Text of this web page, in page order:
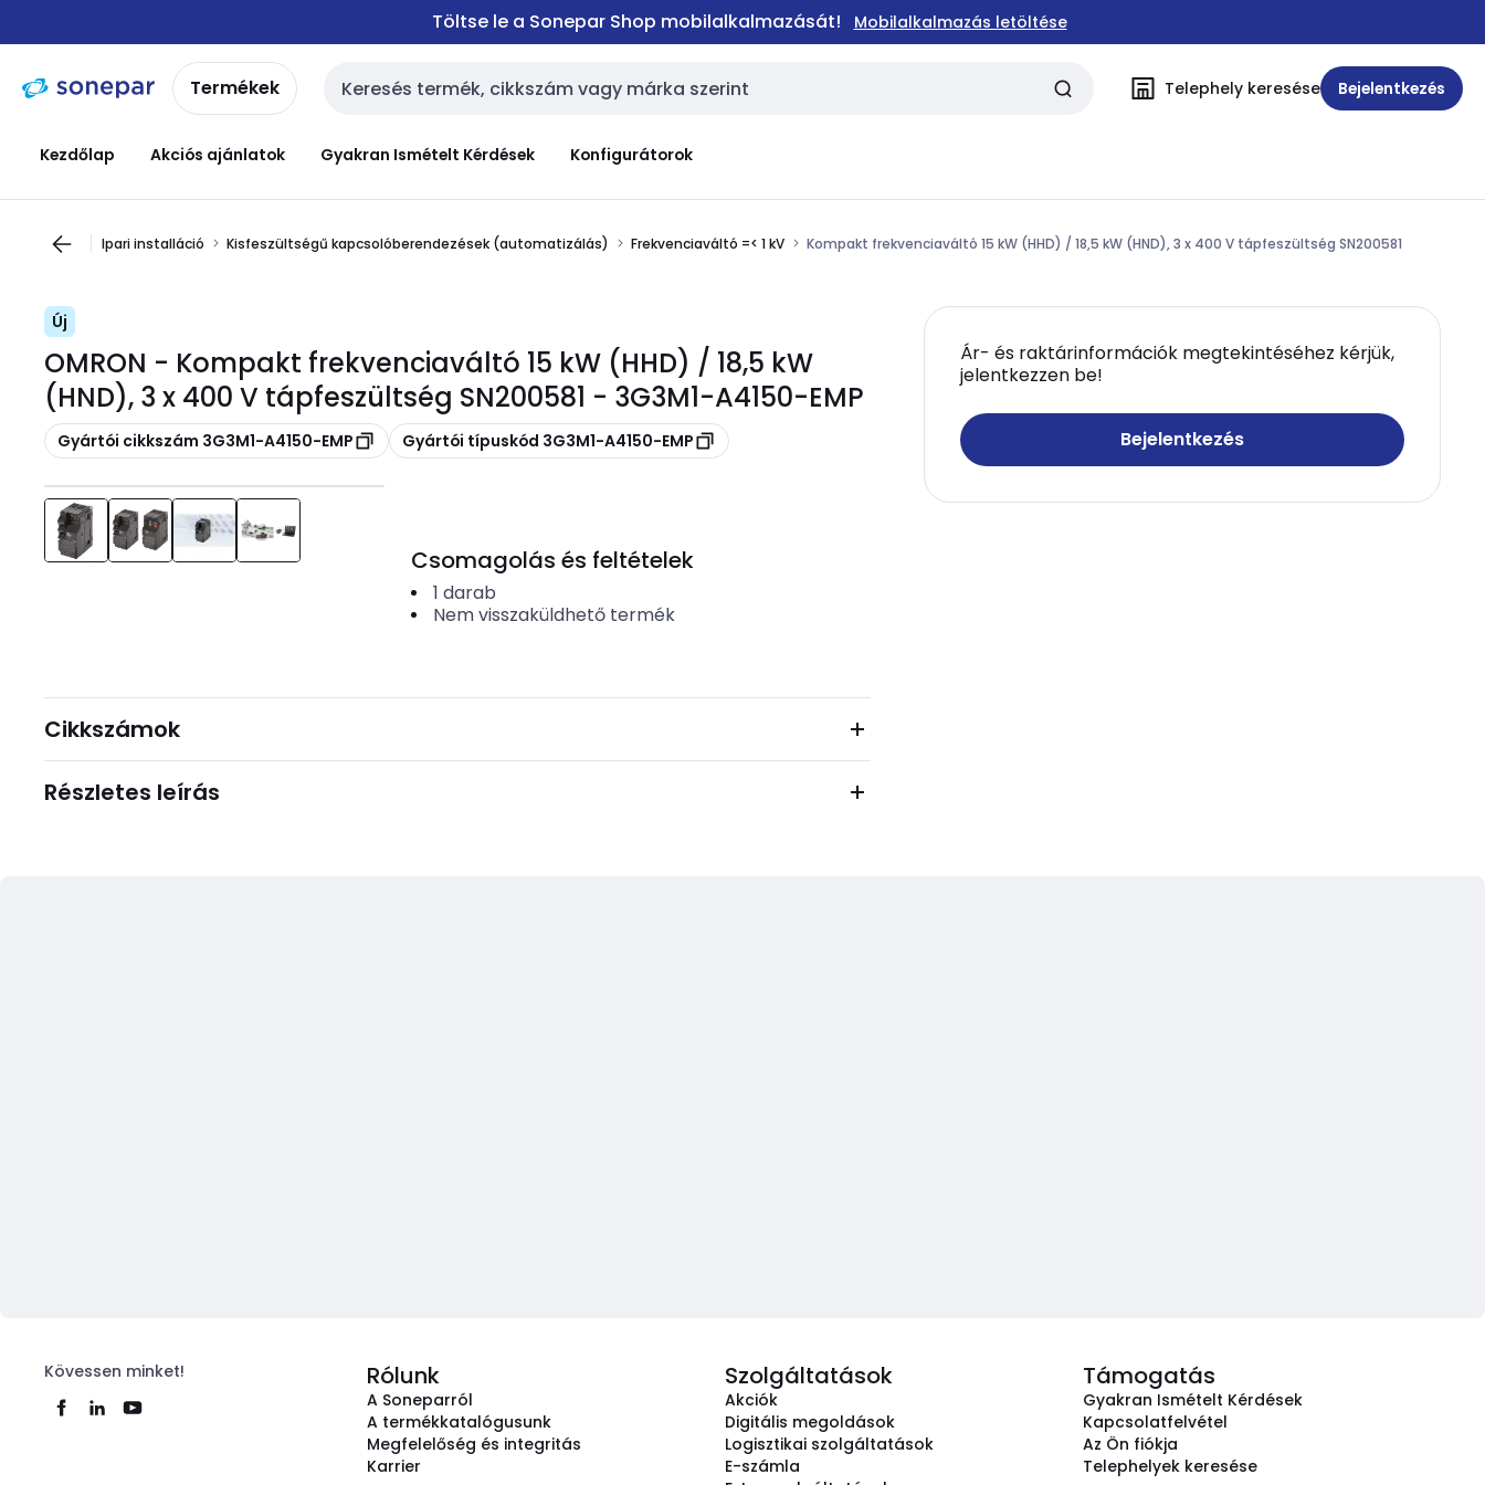
navigációhoztartalomra
Töltse le a Sonepar Shop mobilalkalmazását! Mobilalkalmazás letöltése
Termékek Keresési bemenet Telephely keresése Bejelentkezés
Kezdőlap Akciós ajánlatok Gyakran Ismételt Kérdések Konfigurátorok
Ipari installáció Kisfeszültségű kapcsolóberendezések (automatizálás) Frekvenciaváltó =< 1 kV Kompakt frekvenciaváltó 15 kW (HHD) / 18,5 kW (HND), 3 x 400 V tápfeszültség SN200581
Új
OMRON - Kompakt frekvenciaváltó 15 kW (HHD) / 18,5 kW
(HND), 3 x 400 V tápfeszültség SN200581 - 3G3M1-A4150-EMP
Másolás
Gyártói cikkszám 3G3M1-A4150-EMP Másolás
Gyártói típuskód 3G3M1-A4150-EMP
Ár- és raktárinformációk megtekintéséhez kérjük,
jelentkezzen be!
Bejelentkezés
Csomagolás és feltételek
1 darab
Nem visszaküldhető termék
Cikkszámok
Részletes leírás
Kövessen minket! Rólunk
A Soneparról
A termékkatalógusunk
Megfelelőség és integritás
Karrier
Szolgáltatások
Akciók
Digitális megoldások
Logisztikai szolgáltatások
E-számla
Támogatás
Gyakran Ismételt Kérdések
Kapcsolatfelvétel
Az Ön fiókja
Telephelyek keresése